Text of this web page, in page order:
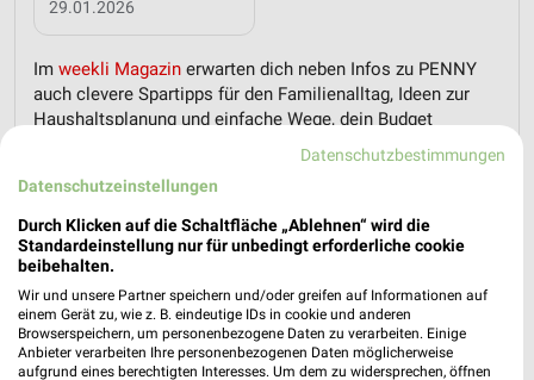
29.01.2026
Im weekli Magazin erwarten dich neben Infos zu PENNY
auch clevere Spartipps für den Familienalltag, Ideen zur
Haushaltsplanung und einfache Wege, dein Budget
weekli - Prospekte & Angebote App
Alle PENNY Angebote immer griffbereit – mit der kostenlosen
Datenschutzbestimmungen
Datenschutzeinstellungen
Durch Klicken auf die Schaltfläche „Ablehnen“ wird die
Standardeinstellung nur für unbedingt erforderliche cookie
beibehalten.
Wir und unsere Partner speichern und/oder greifen auf Informationen auf
einem Gerät zu, wie z. B. eindeutige IDs in cookie und anderen
Browserspeichern, um personenbezogene Daten zu verarbeiten. Einige
Anbieter verarbeiten Ihre personenbezogenen Daten möglicherweise
aufgrund eines berechtigten Interesses. Um dem zu widersprechen, öffnen